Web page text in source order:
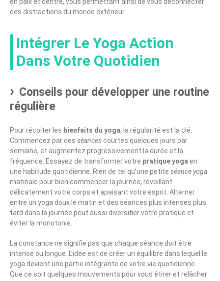
des distractions du monde extérieur.
Intégrer Le Yoga Action
Dans Votre Quotidien
Conseils pour développer une routine
régulière
Pour récolter les bienfaits du yoga, la régularité est la clé.
Commencez par des séances courtes quelques jours par
semaine, et augmentez progressivement la durée et la
fréquence. Essayez de transformer votre pratique yoga en
une habitude quotidienne. Rien de tel qu’une petite séance yoga
matinale pour bien commencer la journée, réveillant
délicatement votre corps et apaisant votre esprit. Alterner
entre un yoga doux le matin et des séances plus intenses plus
tard dans la journée peut aussi diversifier votre pratique et
éviter la monotonie.
La constance ne signifie pas que chaque séance doit être
intense ou longue. L’idée est de créer un équilibre dans lequel le
yoga devient une partie intégrante de votre vie quotidienne.
Que ce soit quelques mouvements pour vous étirer et relâcher